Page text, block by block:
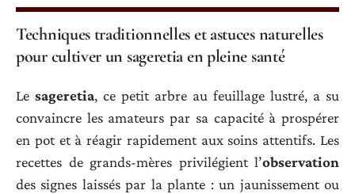
Techniques traditionnelles et astuces naturelles
pour cultiver un sageretia en pleine santé
Le sageretia, ce petit arbre au feuillage lustré, a su
convaincre les amateurs par sa capacité à prospérer
en pot et à réagir rapidement aux soins attentifs. Les
recettes de grands-mères privilégient l’observation
des signes laissés par la plante : un jaunissement ou